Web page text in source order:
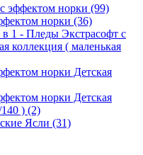
эффектом норки (99)
норки (36)
1 - Пледы Экстрасофт с
коллекция ( маленькая
норки Детская
норки Детская
) (2)
Ясли (31)